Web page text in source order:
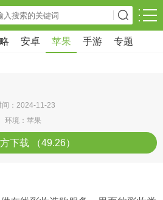
安卓 苹果 手游 专题
：2024-11-23
环境：苹果
下载 （49.26）